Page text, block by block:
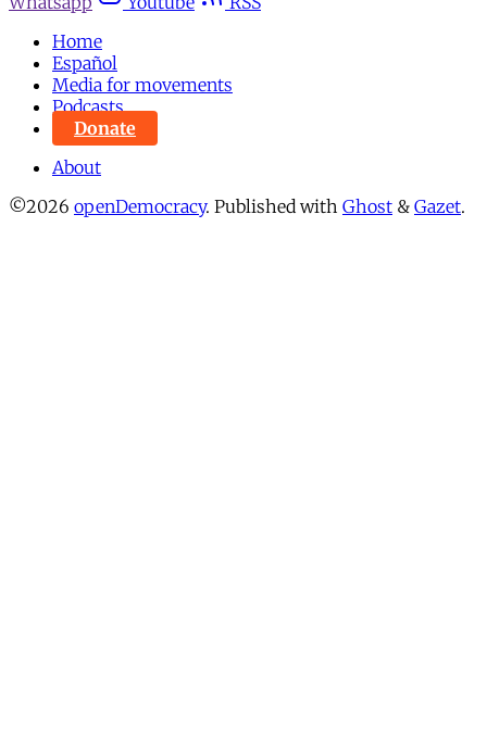
Home
Español
Media for movements
Podcasts
Donate
About
©2026 openDemocracy. Published with Ghost & Gazet.